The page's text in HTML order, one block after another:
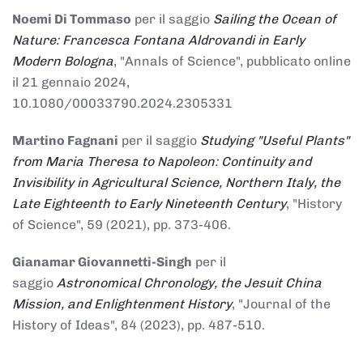
Noemi Di Tommaso per il saggio Sailing the Ocean of
Nature: Francesca Fontana Aldrovandi in Early
Modern Bologna, "Annals of Science", pubblicato online
il 21 gennaio 2024,
10.1080/00033790.2024.2305331
Martino Fagnani per il saggio Studying "Useful Plants"
from Maria Theresa to Napoleon: Continuity and
Invisibility in Agricultural Science, Northern Italy, the
Late Eighteenth to Early Nineteenth Century, "History
of Science", 59 (2021), pp. 373-406.
Gianamar Giovannetti-Singh per il
saggio Astronomical Chronology, the Jesuit China
Mission, and Enlightenment History, "Journal of the
History of Ideas", 84 (2023), pp. 487-510.